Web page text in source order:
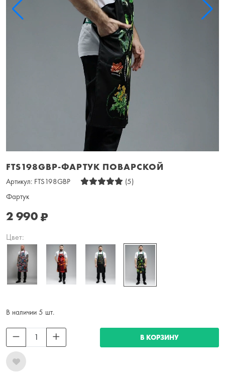
FTS198GBP-ФАРТУК ПОВАРСКОЙ
Артикул: FTS198GBP
(5)
Фартук
2 990₽
Цвет:
В наличии 5 шт.
В КОРЗИНУ